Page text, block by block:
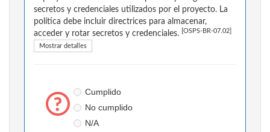
secretos y credenciales utilizados por el proyecto. La
política debe incluir directrices para almacenar,
acceder y rotar secretos y credenciales.
[OSPS-BR-07.02]
Mostrar detalles
Cumplido
No cumplido
N/A